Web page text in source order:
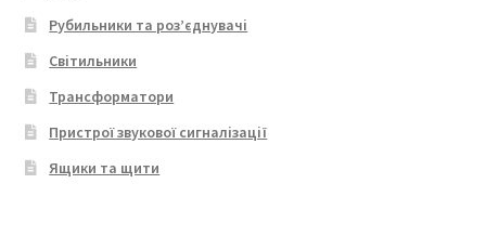
Рубильники та роз’єднувачі
Світильники
Трансформатори
Пристрої звукової сигналізації
Ящики та щити